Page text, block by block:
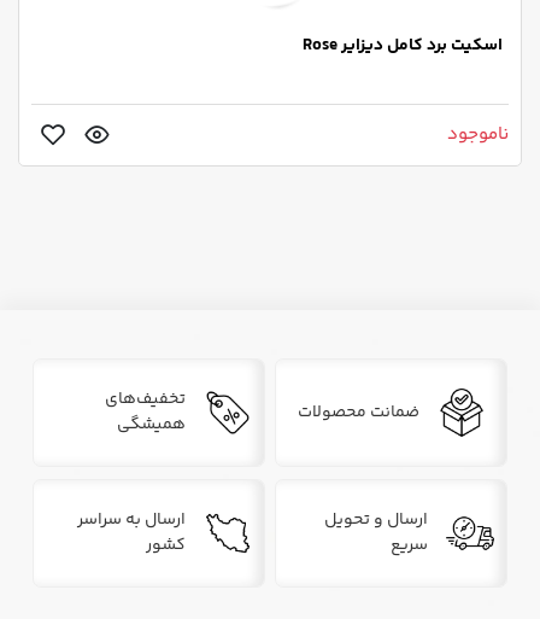
اسکیت برد کامل دیزایر Rose
ناموجود
ضمانت محصولات
تخفیف‌های
همیشگی
ارسال و تحویل
سریع
ارسال به سراسر
کشور